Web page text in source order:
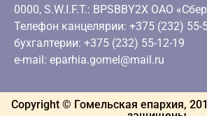
0000, S.W.I.F.T.: BPSBBY2X ОАО
Телефон канцелярии: +375 (232) 55-
бухгалтерии: +375 (232) 55-12-19
e-mail: eparhia.gomel@mail.ru
Copyright © Гомельская епархия,